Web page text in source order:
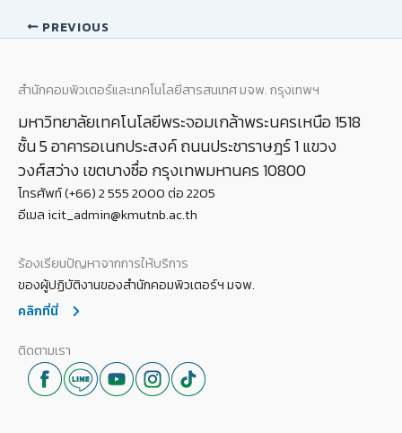
PREVIOUS
สำนักคอมพิวเตอร์และเทคโนโลยีสารสนเทศ มจพ. กรุงเทพฯ
มหาวิทยาลัยเทคโนโลยีพระจอมเกล้าพระนครเหนือ 1518
ชั้น 5 อาคารอเนกประสงค์ ถนนประชาราษฎร์ 1 แขวง
วงศ์สว่าง เขตบางซื่อ กรุงเทพมหานคร 10800
โทรศัพท์ (+66) 2 555 2000 ต่อ 2205
อีเมล icit_admin@kmutnb.ac.th
ร้องเรียนปัญหาจากการให้บริการ
ของผู้ปฏิบัติงานของสำนักคอมพิวเตอร์ฯ มจพ.
คลิกที่นี่
ติดตามเรา